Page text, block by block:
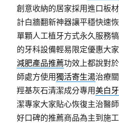
創意收納的居家採用進口板材
計白牆翻新神器讓平穩快速
單顆人工植牙方式永久服務
的牙科設備輕易限定優惠大
減肥產品推薦功效上都說對
師處方使用獨活寄生湯治療
羥基灰石清潔成分專用美白
潔專家大家貼心恢復主治醫
好口碑的推薦商品為主到施